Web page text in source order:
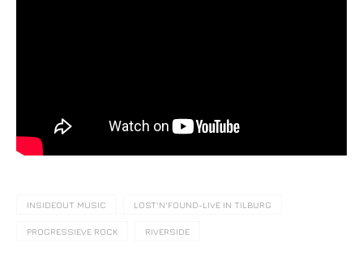
INSIDEOUT MUSIC LOST'N'FOUND-LIVE IN TILBURG
PROGRESSIEVE ROCK RIVERSIDE